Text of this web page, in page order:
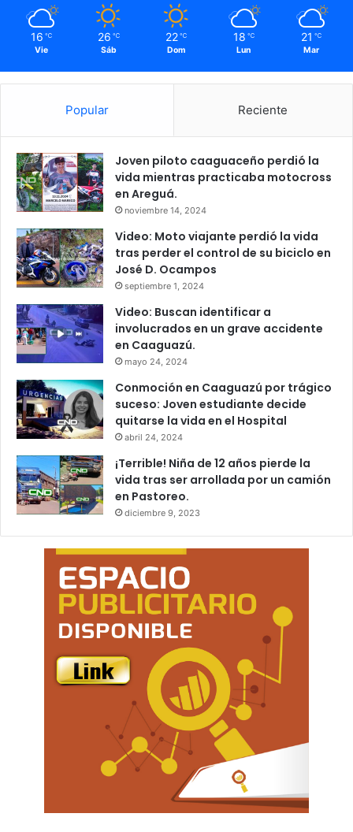
16 ℃
Vie
26 ℃
Sáb
22 ℃
Dom
18 ℃
Lun
21 ℃
Mar
Popular Reciente
Joven piloto caaguaceño perdió la
vida mientras practicaba motocross
en Areguá.
noviembre 14, 2024
Video: Moto viajante perdió la vida
tras perder el control de su biciclo en
José D. Ocampos
septiembre 1, 2024
Video: Buscan identificar a
involucrados en un grave accidente
en Caaguazú.
mayo 24, 2024
Conmoción en Caaguazú por trágico
suceso: Joven estudiante decide
quitarse la vida en el Hospital
abril 24, 2024
¡Terrible! Niña de 12 años pierde la
vida tras ser arrollada por un camión
en Pastoreo.
diciembre 9, 2023